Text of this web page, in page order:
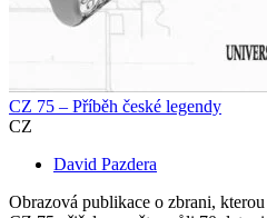
CZ 75 – Příběh české legendy
CZ
David Pazdera
Obrazová publikace o zbrani,